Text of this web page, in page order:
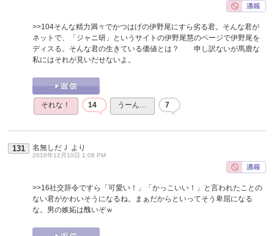
>>104そんな精力満々でかつはげの伊野尾にすら劣る君。そんな君が
ネットで、「ジャニ研」というサイトの伊野尾慧のページで伊野尾を
ディスる。そんな君の生きている価値とは？ 申し訳ないが馬鹿な
私にはそれが見いだせないよ。
それな！ 14 うーん… 7
131 名無しだＪ より
2016年12月10日 1:08 PM
>>16社交辞令ですら「可愛い！」「かっこいい！」と言われたことの
ない君がかわいそうになるね。まぁだからといってそう卑屈になる
な。男の嫉妬は醜いぞｗ